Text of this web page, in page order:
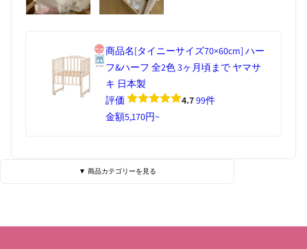
商品名[タイニーサイズ70×60cm] ハー
フ&ハーフ 全2色 3ヶ月頃まで ヤマサ
キ 日本製
評価
4.799件
金額5,170円~
▼ 商品カテゴリーを見る